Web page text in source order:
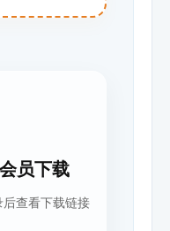
员下载
查看下载链接